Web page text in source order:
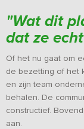
"Wat dit
dat ze
Of het nu gaat om
de bezetting of het
en zijn team
behalen. De
constructief.
aan.